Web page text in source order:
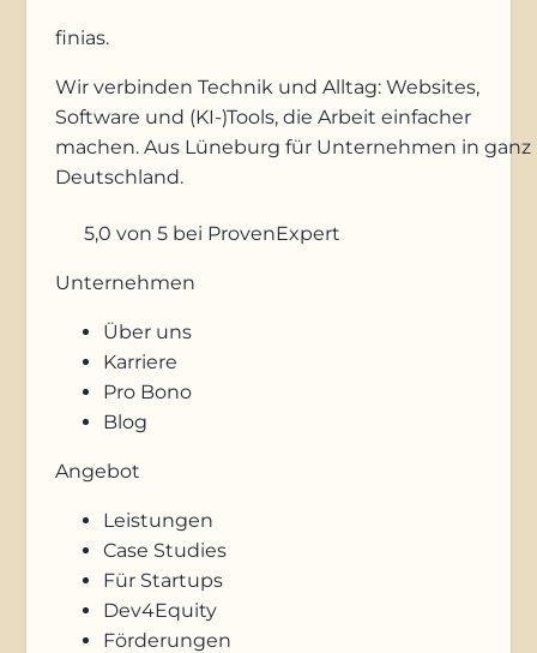
finias.
Wir verbinden Technik und Alltag: Websites,
Software und (KI-)Tools, die Arbeit einfacher
machen. Aus Lüneburg für Unternehmen in ganz
Deutschland.
5,0 von 5 bei ProvenExpert
Unternehmen
Über uns
Karriere
Pro Bono
Blog
Angebot
Leistungen
Case Studies
Für Startups
Dev4Equity
Förderungen